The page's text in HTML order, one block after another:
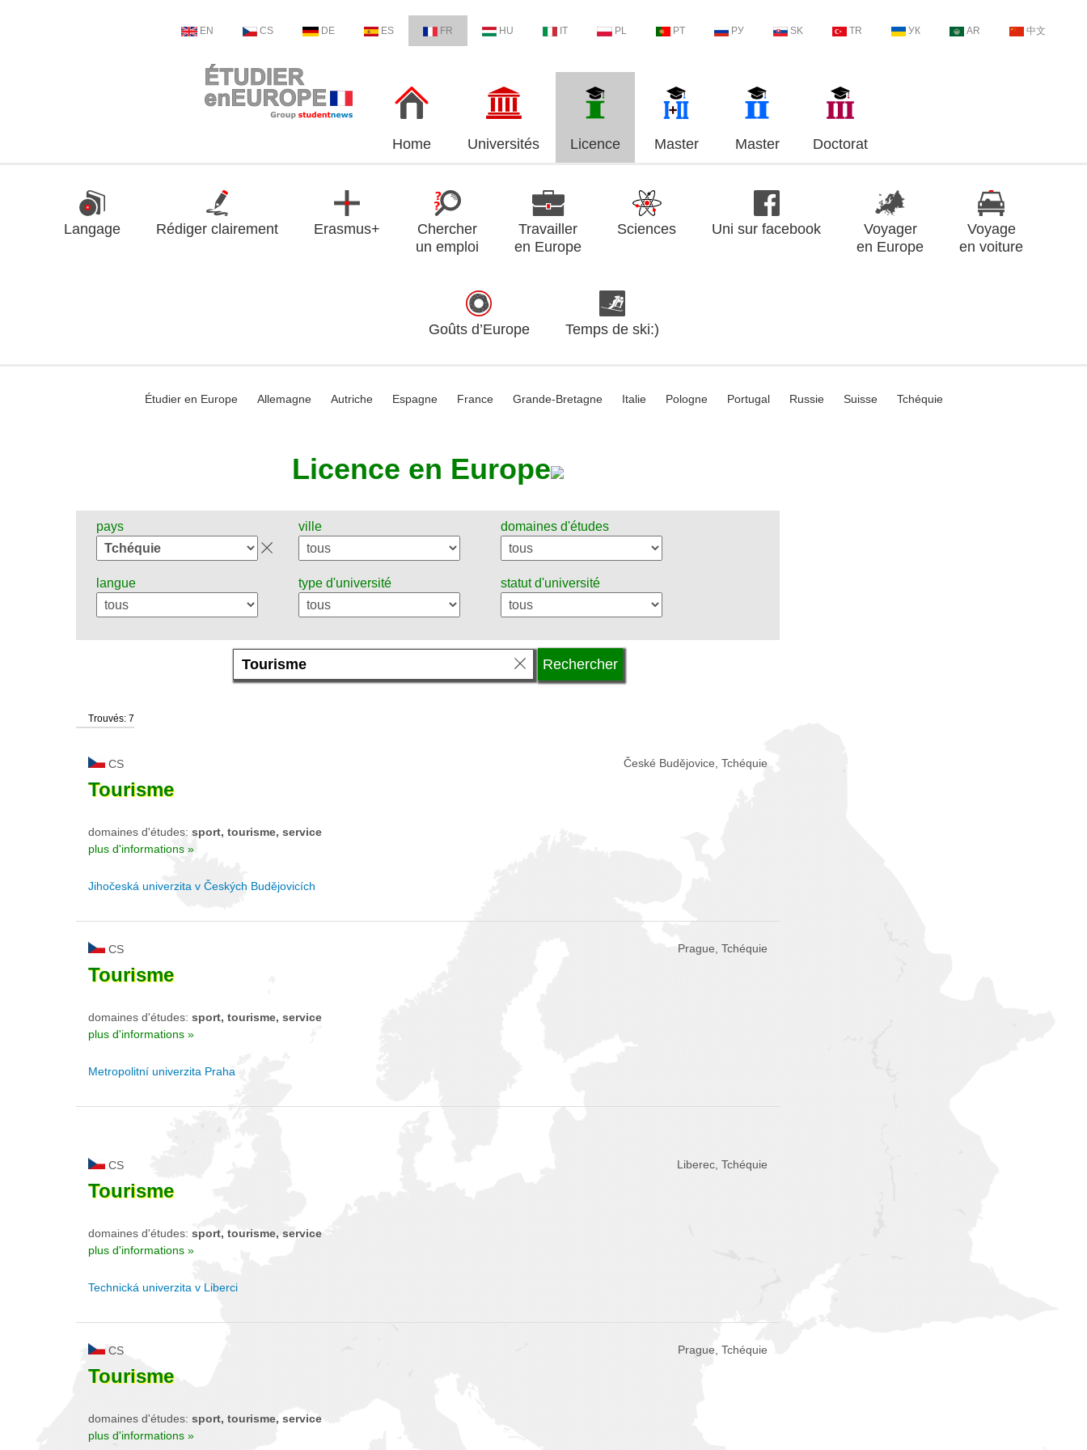
EN CS DE ES FR HU IT PL PT РУ SK TR УК AR 中文
Home Universités Licence Master Master Doctorat
Langage Rédiger clairement Erasmus+
Chercher
un emploi
Travailler
en Europe
Sciences Uni sur facebook
Voyager
en Europe
Voyage
en voiture
Goûts d’Europe Temps de ski:)
Étudier en Europe Allemagne Autriche Espagne France Grande-Bretagne Italie Pologne Portugal Russie Suisse Tchéquie
Licence en Europe
pays ville domaines d'études
langue type d'université statut d'université
Trouvés: 7
CS České Budějovice, Tchéquie
Tourisme
domaines d'études: sport, tourisme, service
plus d'informations »
Jihočeská univerzita v Českých Budějovicích
CS Prague, Tchéquie
Tourisme
domaines d'études: sport, tourisme, service
plus d'informations »
Metropolitní univerzita Praha
CS Liberec, Tchéquie
Tourisme
domaines d'études: sport, tourisme, service
plus d'informations »
Technická univerzita v Liberci
CS Prague, Tchéquie
Tourisme
domaines d'études: sport, tourisme, service
plus d'informations »